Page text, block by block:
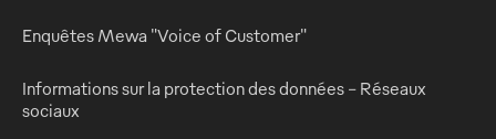
Enquêtes Mewa "Voice of Customer"
Informations sur la protection des données - Réseaux
sociaux